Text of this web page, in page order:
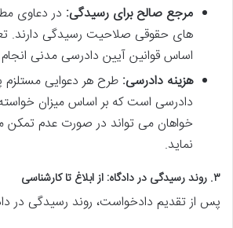
مرجع صالح برای رسیدگی: در دعاوی
های حقوقی صلاحیت رسیدگی دارند.
اساس قوانین آیین دادرسی مدنی
هزینه دادرسی: طرح هر دعوایی
دادرسی است که بر اساس میزان
خواهان می تواند در صورت عدم تمکن
نماید.
۳. روند رسیدگی در دادگاه: از ابلاغ تا کارشناسی
پس از تقدیم دادخواست، روند رسیدگی در